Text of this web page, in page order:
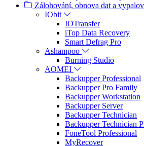
Zálohování, obnova dat a
IObit
IOTransfer
iTop Data Recovery
Smart Defrag Pro
Ashampoo
Burning Studio
AOMEI
Backupper Professional
Backupper Pro Family
Backupper Workstation
Backupper Server
Backupper Technician
Backupper Technician
FoneTool Professional
MyRecover